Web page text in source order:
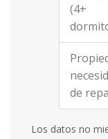
(4+
de
Los datos no